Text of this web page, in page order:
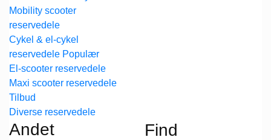
Mobility scooter
reservedele
Cykel & el-cykel
reservedele
El-scooter reservedele
Maxi scooter reservedele
Diverse reservedele
Andet
Find